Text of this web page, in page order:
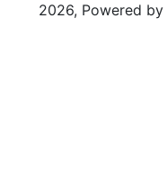
2026, Powered by